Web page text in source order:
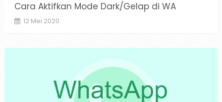
Cara Aktifkan Mode Dark/Gelap di WA
12 Mei 2020